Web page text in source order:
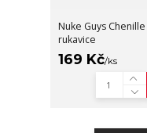
Nuke Guys
rukavice
169 Kč/ks